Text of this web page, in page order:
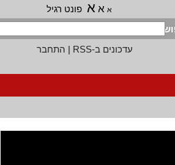
א א פונט רגיל
עדכונים ב-RSS
|התחבר